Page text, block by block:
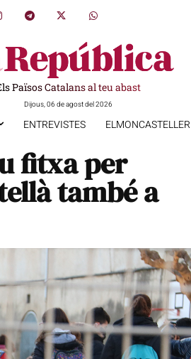
Països Catalans al teu abast
Dijous, 06 de agost del 2026
ENTREVISTES ELMONCASTELLER
fitxa per
també a